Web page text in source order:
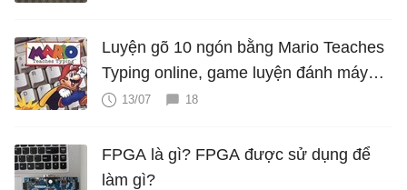
Luyện gõ 10 ngón bằng Mario Teaches
Typing online, game luyện đánh máy
cực hấp dẫn
13/07 18
FPGA là gì? FPGA được sử dụng để
làm gì?